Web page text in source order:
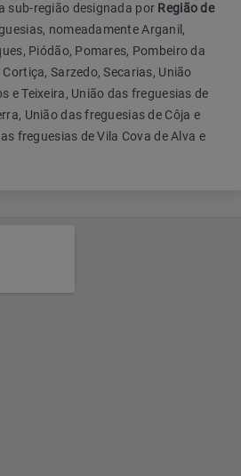
sub-região designada por Região de
nomeadamente Arganil,
Piódão, Pomares, Pombeiro da
Sarzedo, Secarias, União
e Teixeira, União das freguesias de
União das freguesias de Côja e
freguesias de Vila Cova de Alva e